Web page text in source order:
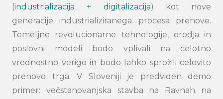
(industrializacija + digitalizacija) kot nove
generacije industrializiranega procesa prenove.
Temeljne revolucionarne tehnologije, orodja in
poslovni modeli bodo vplivali na celotno
vrednostno verigo in bodo lahko sprožili celovito
prenovo trga. V Sloveniji je predviden demo
primer: večstanovanjska stavba na Ravnah na